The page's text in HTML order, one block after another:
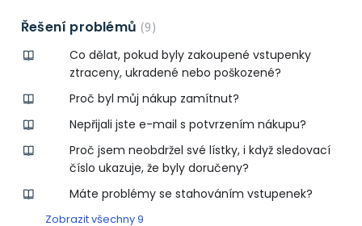
Řešení problémů 9
Co dělat, pokud byly zakoupené vstupenky
ztraceny, ukradené nebo poškozené?
Proč byl můj nákup zamítnut?
Nepřijali jste e-mail s potvrzením nákupu?
Proč jsem neobdržel své lístky, i když sledovací
číslo ukazuje, že byly doručeny?
Máte problémy se stahováním vstupenek?
Zobrazit všechny 9